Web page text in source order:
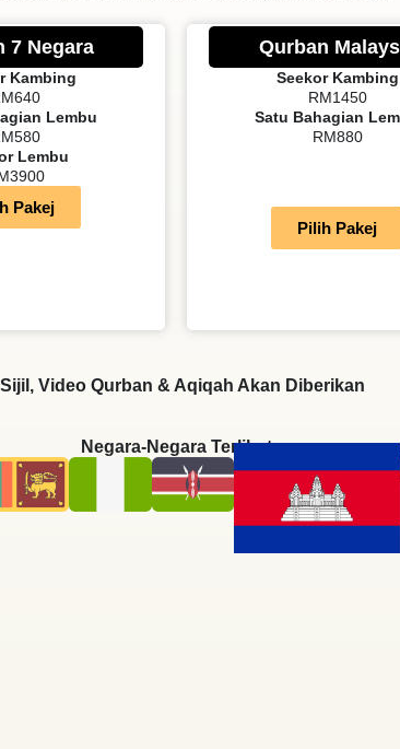
7 Negara
Kambing
Lembu
Lembu
Pakej
Qurban
Seekor Kambing
RM1450
Satu Bahagian
RM880
Pilih Pakej
Video Qurban & Aqiqah Akan Diberikan
Negara-Negara Terlibat